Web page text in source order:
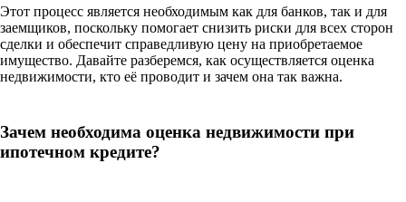
Этот процесс является необходимым как для банков, так и для
заемщиков, поскольку помогает снизить риски для всех сторон
сделки и обеспечит справедливую цену на приобретаемое
имущество. Давайте разберемся, как осуществляется оценка
недвижимости, кто её проводит и зачем она так важна.
Зачем необходима оценка недвижимости при
ипотечном кредите?